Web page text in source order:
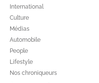
International
Culture
Médias
Automobile
People
Lifestyle
Nos chroniqueurs